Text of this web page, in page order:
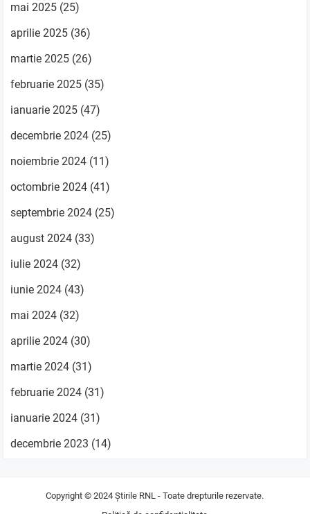
mai 2025 (25)
aprilie 2025 (36)
martie 2025 (26)
februarie 2025 (35)
ianuarie 2025 (47)
decembrie 2024 (25)
noiembrie 2024 (11)
octombrie 2024 (41)
septembrie 2024 (25)
august 2024 (33)
iulie 2024 (32)
iunie 2024 (43)
mai 2024 (32)
aprilie 2024 (30)
martie 2024 (31)
februarie 2024 (31)
ianuarie 2024 (31)
decembrie 2023 (14)
Copyright © 2024Știrile RNL - Toate drepturile rezervate.